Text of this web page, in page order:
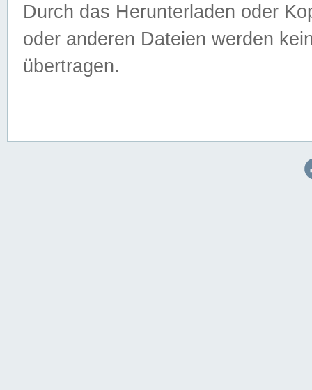
Durch das Herunterladen oder
oder anderen Dateien werden
übertragen.